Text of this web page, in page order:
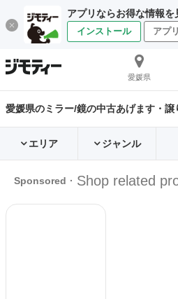
アプリならお得な情報を
インストール アプ
愛媛県
愛媛県のミラー/鏡の中古あげます・譲
エリア ジャンル